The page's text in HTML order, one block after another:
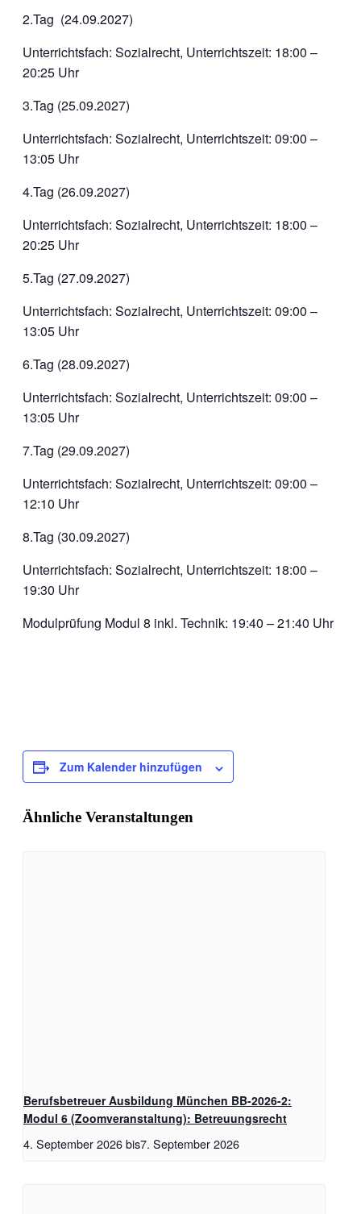
2.Tag (24.09.2027)
Unterrichtsfach: Sozialrecht, Unterrichtszeit: 18:00 –
20:25 Uhr
3.Tag (25.09.2027)
Unterrichtsfach: Sozialrecht, Unterrichtszeit: 09:00 –
13:05 Uhr
4.Tag (26.09.2027)
Unterrichtsfach: Sozialrecht, Unterrichtszeit: 18:00 –
20:25 Uhr
5.Tag (27.09.2027)
Unterrichtsfach: Sozialrecht, Unterrichtszeit: 09:00 –
13:05 Uhr
6.Tag (28.09.2027)
Unterrichtsfach: Sozialrecht, Unterrichtszeit: 09:00 –
13:05 Uhr
7.Tag (29.09.2027)
Unterrichtsfach: Sozialrecht, Unterrichtszeit: 09:00 –
12:10 Uhr
8.Tag (30.09.2027)
Unterrichtsfach: Sozialrecht, Unterrichtszeit: 18:00 –
19:30 Uhr
Modulprüfung Modul 8 inkl. Technik: 19:40 – 21:40 Uhr
Zum Kalender hinzufügen
Ähnliche Veranstaltungen
Berufsbetreuer Ausbildung München BB-2026-2:
Modul 6 (Zoomveranstaltung): Betreuungsrecht
4. September 2026bis7. September 2026